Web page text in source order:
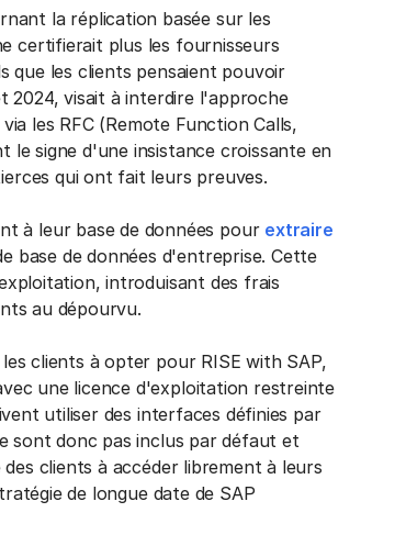
la réplication basée sur les
certifierait plus les fournisseurs
que les clients pensaient pouvoir
2024, visait à interdire l'approche
les RFC (Remote Function Calls,
le signe d'une insistance croissante en
qui ont fait leurs preuves.
à leur base de données pour extraire
base de données d'entreprise. Cette
introduisant des frais
au dépourvu.
clients à opter pour RISE with SAP,
une licence d'exploitation restreinte
utiliser des interfaces définies par
sont donc pas inclus par défaut et
clients à accéder librement à leurs
de longue date de SAP